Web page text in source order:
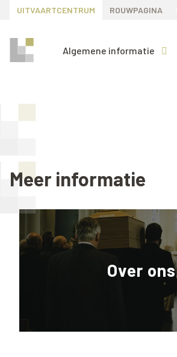
UITVAARTCENTRUM ROUWPAGINA
Algemene informatie
Meer informatie
Over ons